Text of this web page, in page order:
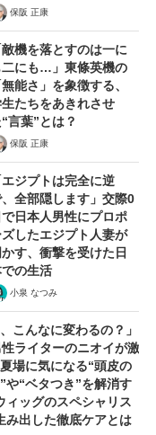
保阪 正康
敵機を落とすのは一に
二にも…」東條英機の
無能さ」を象徴する、
たちをあきれさせ
言葉”とは？
保阪 正康
エジプトは完全に逆
全部隠します」交際0
で日本人男性にプロポ
ズしたエジプト人妻が
かす、衝撃を受けた日
の生活
小泉 なつみ
、こんなに変わるの？」
ライターのニオイが激
場に気になる“頭皮の
や“ベタつき”を解消す
ィッグのスペシャリス
み出した徹底ケアとは